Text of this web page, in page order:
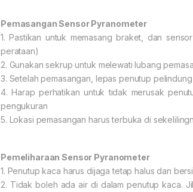
Pemasangan Sensor Pyranometer
1. Pastikan untuk memasang braket, dan
perataan)
2. Gunakan sekrup untuk melewati lubang
3. Setelah pemasangan, lepas penutup pelindung
4. Harap perhatikan untuk tidak merusak
pengukuran
5. Lokasi pemasangan harus terbuka di
Pemeliharaan Sensor Pyranometer
1. Penutup kaca harus dijaga tetap halus dan
2. Tidak boleh ada air di dalam penutup kaca.